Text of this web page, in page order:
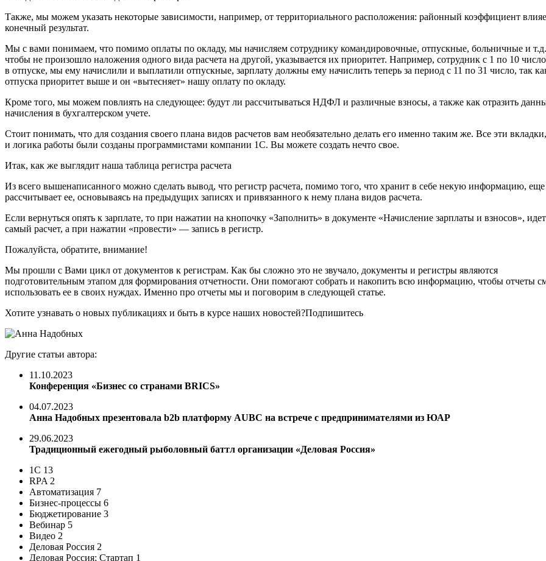
Также, мы можем указать некоторые зависимости, например, от территориального расположения: районный коэффициент
конечный результат.
Мы с вами понимаем, что помимо оплаты по окладу, мы начисляем сотруднику командировочные, отпускные, больничные и
чтобы не произошло наложения одного вида расчета на другой, указывается их приоритет. Например, сотрудник с 1 по 10
в отпуске, мы ему начислили и выплатили отпускные, зарплату должны ему начислить теперь за период с 11 по 31 число, так
отпуска приоритет выше и он «вытесняет» нашу оплату по окладу.
Кроме того, мы можем повлиять на следующее: будут ли рассчитываться НДФЛ и различные взносы, а также как отразить
начисления в бухгалтерском учете.
Стоит понимать, что для создания своего плана видов расчетов вам необязательно делать его именно таким же. Все эти
и логика работы были созданы программистами компании 1С. Вы можете создать нечто свое.
Итак, как же выглядит наша таблица регистра расчета
Из всего вышенаписанного можно сделать вывод, что регистр расчета, помимо того, что хранит в себе некую информацию,
рассчитывает ее, основываясь на предыдущих записях и привязанного к нему плана видов расчета.
Если вернуться опять к зарплате, то при нажатии на кнопочку «Заполнить» в документе «Начисление зарплаты и взносов»,
самый расчет, а при нажатии «провести» — запись в регистр.
Пожалуйста, обратите, внимание!
Мы прошли с Вами цикл от документов к регистрам. Как бы сложно это не звучало, документы и регистры являются
подготовительным этапом для формирования отчетности. Они помогают собрать и накопить всю информацию, чтобы отчеты
использовать ее в своих нуждах. Именно про отчеты мы и поговорим в следующей статье.
Хотите узнавать о новых публикациях и быть в курсе наших новостей?Подпишитесь
Другие статьи автора:
11.10.2023
Конференция «Бизнес со странами BRICS»
04.07.2023
Анна Надобных презентовала b2b платформу AUBC на встрече с предпринимателями из ЮАР
29.06.2023
Традиционный ежегодный рыболовный баттл организации «Деловая Россия»
1С 13
RPA 2
Автоматизация 7
Бизнес-процессы 6
Бюджетирование 3
Вебинар 5
Видео 2
Деловая Россия 2
Деловая Россия; Стартап 1